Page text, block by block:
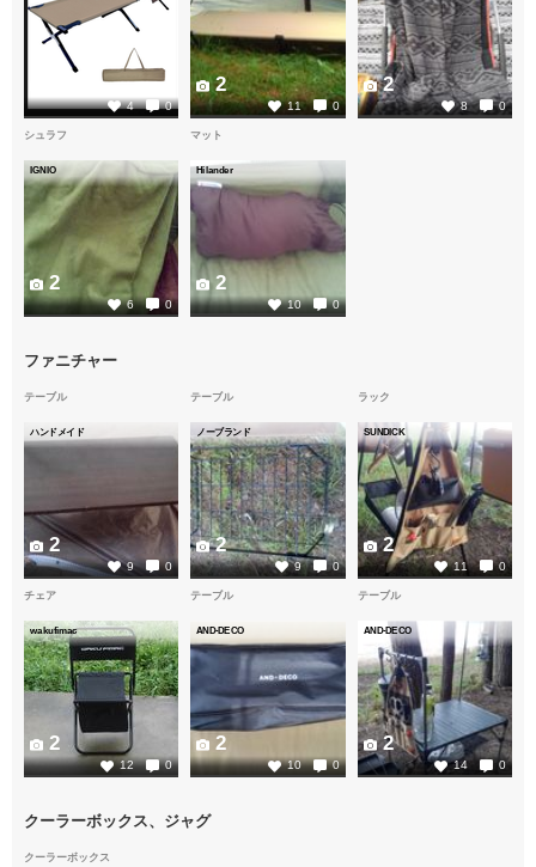
4 0 11 0
2
8 0
2
シュラフ
IGNIO
6 0
2
マット
Hilander
10 0
2
ファニチャー
テーブル
ハンドメイド
9 0
2
テーブル
ノーブランド
9 0
2
ラック
SUNDICK
11 0
2
チェア
wakufimac
12 0
2
テーブル
AND-DECO
10 0
2
テーブル
AND-DECO
14 0
2
クーラーボックス、ジャグ
クーラーボックス